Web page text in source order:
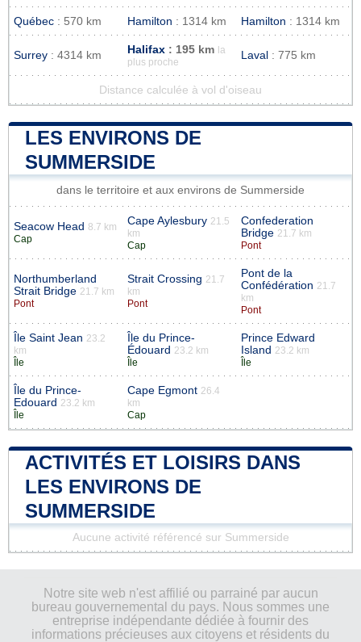
Québec : 570 km Hamilton : 1314 km Hamilton : 1314 km
Surrey : 4314 km Halifax : 195 km
la
plus proche
Laval : 775 km
Distance calculée à vol d'oiseau
LES ENVIRONS DE
SUMMERSIDE
dans le territoire et aux environs de Summerside
Seacow Head 8.7 km
Cap
Cape Aylesbury 21.5
km
Cap
Confederation
Bridge 21.7 km
Pont
Northumberland
Strait Bridge 21.7 km
Pont
Strait Crossing 21.7
km
Pont
Pont de la
Confédération 21.7
km
Pont
Île Saint Jean 23.2
km
Île
Île du Prince-
Édouard 23.2 km
Île
Prince Edward
Island 23.2 km
Île
Île du Prince-
Edouard 23.2 km
Île
Cape Egmont 26.4
km
Cap
ACTIVITÉS ET LOISIRS DANS
LES ENVIRONS DE
SUMMERSIDE
Aucune activité référencé sur Summerside
Notre site web n'est affilié ou parrainé par aucun
bureau gouvernemental du pays. Nous sommes une
entreprise indépendante dédiée à fournir des
informations précieuses aux citoyens et résidents du